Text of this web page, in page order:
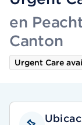
en
Canton
Urgent Care